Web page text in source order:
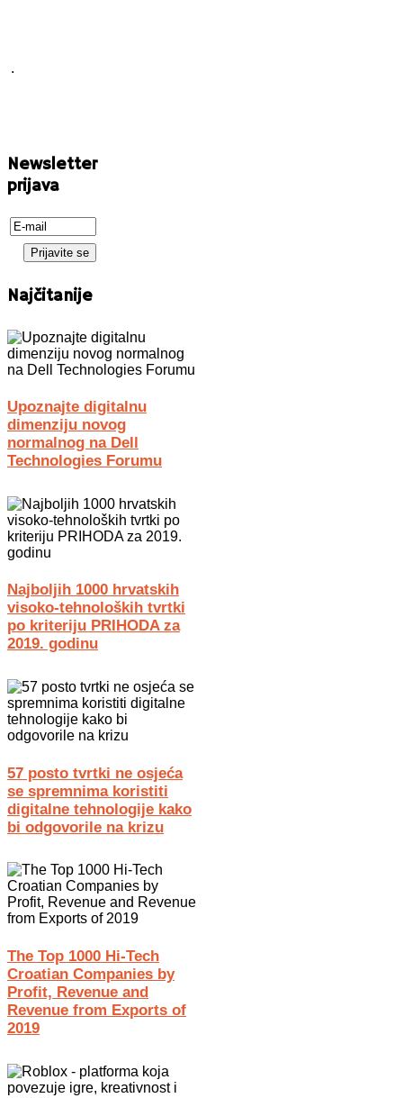
.
Newsletter
prijava
Najčitanije
Upoznajte digitalnu
dimenziju novog
normalnog na Dell
Technologies Forumu
Najboljih 1000 hrvatskih
visoko-tehnoloških tvrtki
po kriteriju PRIHODA za
2019. godinu
57 posto tvrtki ne osjeća
se spremnima koristiti
digitalne tehnologije kako
bi odgovorile na krizu
The Top 1000 Hi-Tech
Croatian Companies by
Profit, Revenue and
Revenue from Exports of
2019